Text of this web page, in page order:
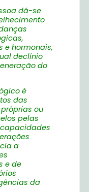
dá-se
e hormonais,
declínio
do
é
das
ou
pelas
a
e de
da